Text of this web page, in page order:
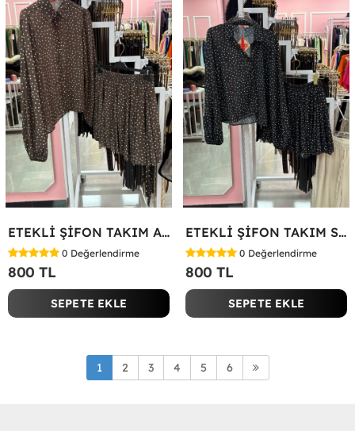
ETEKLİ ŞİFON TAKIM Acı Kahve
0 Değerlendirme
800 TL
SEPETE EKLE
ETEKLİ ŞİFON TAKIM Siyah
0 Değerlendirme
800 TL
SEPETE EKLE
1 2 3 4 5 6